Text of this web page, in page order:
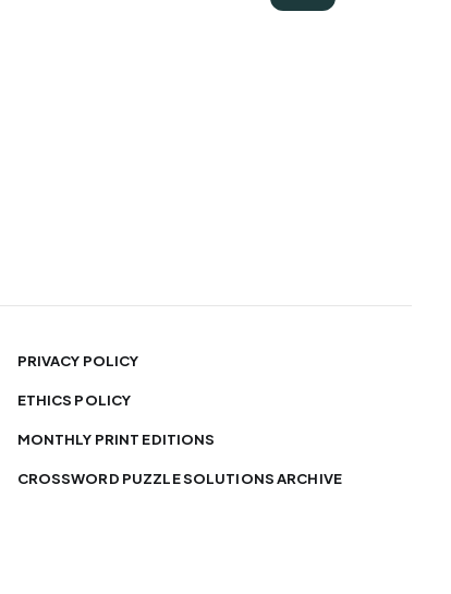
PRIVACY POLICY
ETHICS POLICY
MONTHLY PRINT EDITIONS
CROSSWORD PUZZLE SOLUTIONS ARCHIVE